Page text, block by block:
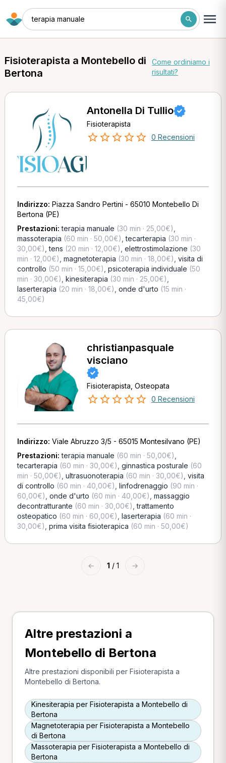
terapia manuale
Fisioterapista a Montebello di
Bertona
Come ordiniamo i
risultati?
Antonella Di Tullio
Fisioterapista
0 Recensioni
Indirizzo: Piazza Sandro Pertini - 65010 Montebello Di
Bertona (PE)
Prestazioni:terapia manuale (30 min · 25,00€)
massoterapia (60 min · 50,00€) ,tecarterapia (30 min ·
30,00€) ,tens (20 min · 12,00€) elettrostimolazione (30
min · 12,00€) magnetoterapia (30 min · 18,00€) visita di
controllo (50 min · 15,00€) psicoterapia individuale (50
min · 30,00€) kinesiterapia (30 min · 25,00€)
laserterapia (20 min · 18,00€) onde d'urto (15 min ·
45,00€)
christianpasquale
visciano
Fisioterapista, Osteopata
0 Recensioni
Indirizzo: Viale Abruzzo 3/5 - 65015 Montesilvano (PE)
Prestazioni:terapia manuale (60 min · 50,00€)
tecarterapia (60 min · 30,00€) ginnastica posturale (60
min · 50,00€) ultrasuonoterapia (60 min · 30,00€) visita
di controllo (60 min · 40,00€) linfodrenaggio (90 min ·
60,00€) onde d'urto (60 min · 40,00€) massaggio
decontratturante (60 min · 30,00€) ,trattamento
osteopatico (60 min · 60,00€) laserterapia (60 min ·
30,00€) prima visita fisioterapica (60 min · 50,00€)
← 1 / 1 →
Altre prestazioni a
Montebello di Bertona
Altre prestazioni disponibili per Fisioterapista a
Montebello di Bertona.
Kinesiterapia per Fisioterapista a Montebello di
Bertona
Magnetoterapia per Fisioterapista a Montebello
di Bertona
Massoterapia per Fisioterapista a Montebello di
Bertona